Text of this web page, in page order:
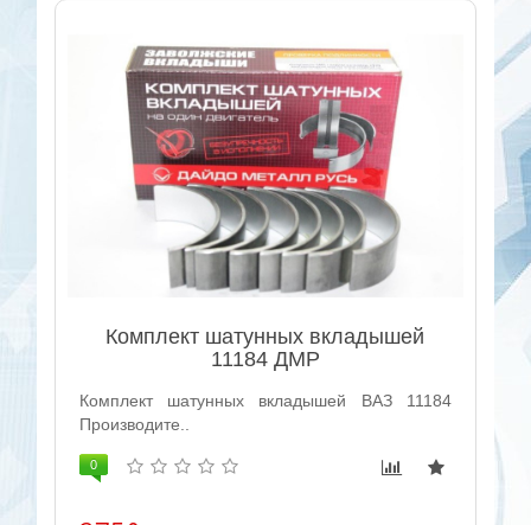
Комплект шатунных вкладышей
11184 ДМР
Комплект шатунных вкладышей ВАЗ 11184
Производите..
0